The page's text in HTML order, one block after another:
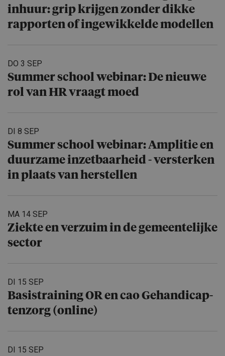
inhuur: grip krijgen zonder dikke
rapporten of ingewikkelde modellen
DO 3 SEP
Summer school webinar: De nieuwe
rol van HR vraagt moed
DI 8 SEP
Summer school webinar: Amplitie en
duurzame inzetbaar­heid - versterken
in plaats van herstellen
MA 14 SEP
Ziekte en verzuim in de gemeente­lijke
sector
DI 15 SEP
Basistrai­ning OR en cao Gehandicap­
ten­zorg (online)
DI 15 SEP